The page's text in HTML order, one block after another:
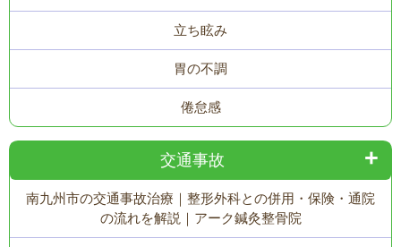
立ち眩み
胃の不調
倦怠感
交通事故
南九州市の交通事故治療｜整形外科との併用・保険・通院
の流れを解説｜アーク鍼灸整骨院